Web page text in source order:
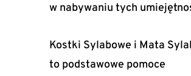
w nabywaniu tych
Kostki Sylabowe i Mata
to podstawowe pomoce